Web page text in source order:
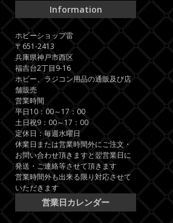
Information
ホビーショップ雷
〒651-2413
兵庫県神戸市西区
福吉台2丁目9-16
ホビー、ラジコン用品の通販及び店
舗販売
営業時間
平日10：00～17：00
土日祝9：00～17：00
定休日：毎週水曜日
休業日または営業時間外にご注文・
お問い合わせ頂きますと翌営業日に
発送・ご連絡等させて頂きます
営業時間外も出来る限り対応させて
いただきます
営業日カレンダー